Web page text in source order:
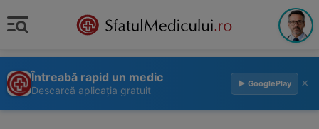
Întreabă rapid un medic
Descarcă aplicația gratuit
▶ GooglePlay ×